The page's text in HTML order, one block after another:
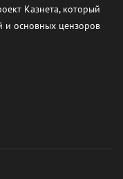
Казнета, который
и основных цензоров